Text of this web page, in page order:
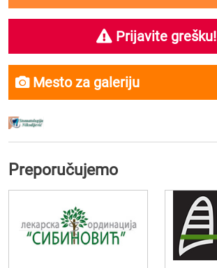
Prijavite grešku!
Mesto za galeriju
Preporučujemo